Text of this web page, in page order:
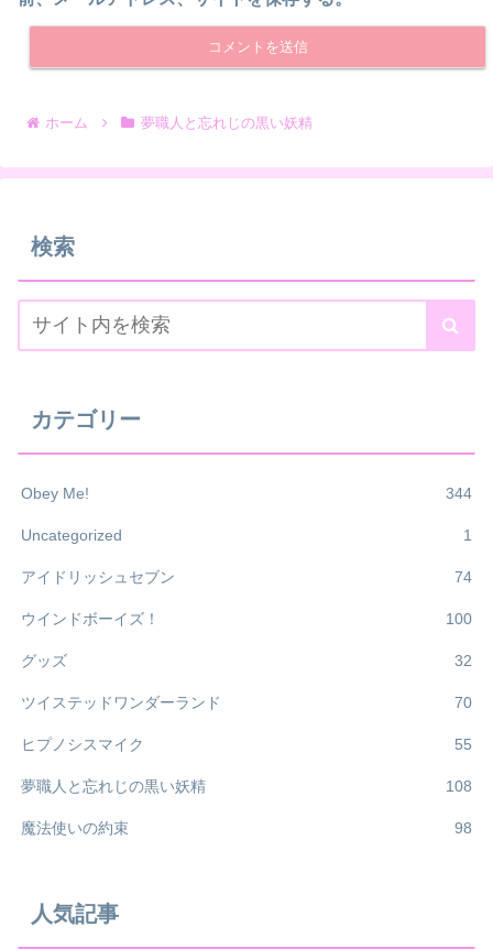
ホーム 夢職人と忘れじの黒い妖精
検索
カテゴリー
Obey Me! 344
Uncategorized 1
アイドリッシュセブン 74
ウインドボーイズ！ 100
グッズ 32
ツイステッドワンダーランド 70
ヒプノシスマイク 55
夢職人と忘れじの黒い妖精 108
魔法使いの約束 98
人気記事